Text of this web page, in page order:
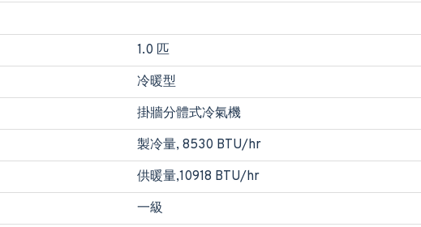
1.0 匹
冷暖型
掛牆分體式冷氣機
製冷量, 8530 BTU/hr
供暖量,10918 BTU/hr
一級